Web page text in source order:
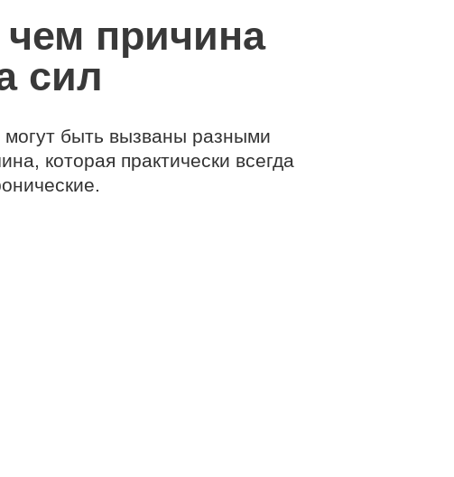
причина
сил
могут быть вызваны разными
которая практически всегда